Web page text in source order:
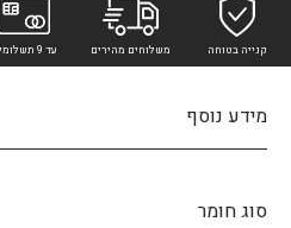
קנייה בטוחה משלוחים מהירים עד 9 תשלומים
מידע נוסף
סוג חומר